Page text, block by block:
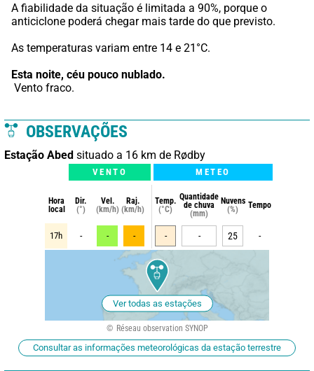
A fiabilidade da situação é limitada a 90%, porque o
anticiclone poderá chegar mais tarde do que previsto.
As temperaturas variam entre 14 e 21°C.
Esta noite, céu pouco nublado.
Vento fraco.
OBSERVAÇÕES
Estação Abed situado a 16 km de Rødby
VENTO METEO
Hora
local
Dir.
(°)
Vel.
(km/h)
Raj.
(km/h)
Temp.
(°C)
Quantidade
de chuva
(mm)
Nuvens
(%)
Tempo
17h - - - - - 25 -
Ver todas as estações
Réseau observation SYNOP
Consultar as informações meteorológicas da estação terrestre